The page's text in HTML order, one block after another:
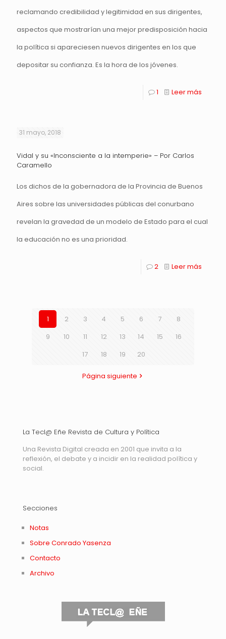
reclamando credibilidad y legitimidad en sus dirigentes,
aspectos que mostrarían una mejor predisposición hacia
la política si apareciesen nuevos dirigentes en los que
depositar su confianza. Es la hora de los jóvenes.
1 Leer más
31 mayo, 2018
Vidal y su «Inconsciente a la intemperie» – Por Carlos
Caramello
Los dichos de la gobernadora de la Provincia de Buenos
Aires sobre las universidades públicas del conurbano
revelan la gravedad de un modelo de Estado para el cual
la educación no es una prioridad.
2 Leer más
1 2 3 4 5 6 7
8
9
10 11 12 13 14 15
16
17
18 19 20
Página siguiente
La Tecl@ Eñe Revista de Cultura y Política
Una Revista Digital creada en 2001 que invita a la
reflexión, el debate y a incidir en la realidad política y
social.
Secciones
Notas
Sobre Conrado Yasenza
Contacto
Archivo